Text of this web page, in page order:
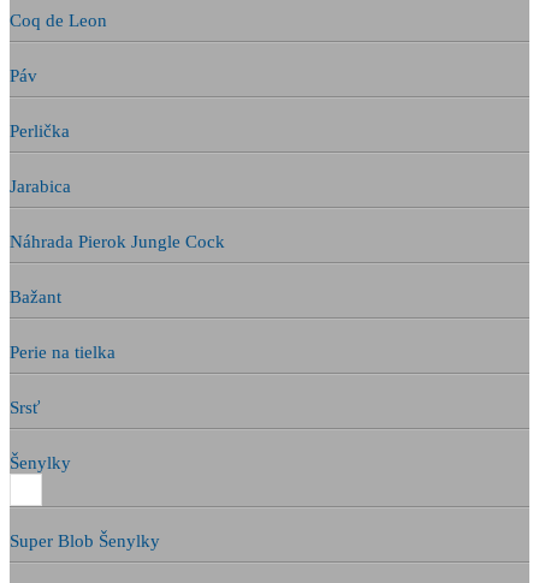
Coq de Leon
Páv
Perlička
Jarabica
Náhrada Pierok Jungle Cock
Bažant
Perie na tielka
Srsť
Šenylky
Super Blob Šenylky